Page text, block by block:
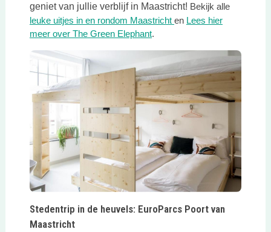
geniet van jullie verblijf in Maastricht! Bekijk alle
leuke uitjes in en rondom Maastricht Deze link opent in een
en Lees hier
meer over The Green ElephantDeze link opent in een nieuwe
.
Stedentrip in de heuvels: EuroParcs Poort van
Maastricht